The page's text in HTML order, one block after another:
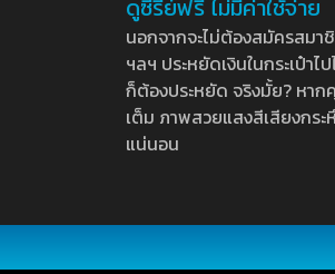
ดูซีรี่ย์ฟรี ไม่มีค่าใช้จ่าย
นอกจากจะไม่ต้องสมัครสม
ฯลฯ ประหยัดเงินในกระเป๋า
ก็ต้องประหยัด จริงมั้ย? หา
เต็ม ภาพสวยแสงสีเสียงกร
แน่นอน